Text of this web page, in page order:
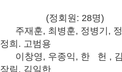
(정회원: 28명)
주재훈, 최병훈, 정병기,
정희. 고범용
이창영, 우종익, 한 헌 ,
장림, 김일한